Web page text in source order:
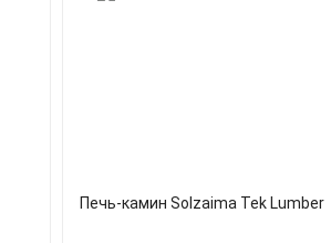
Печь-камин Solzaima Tek Lumber